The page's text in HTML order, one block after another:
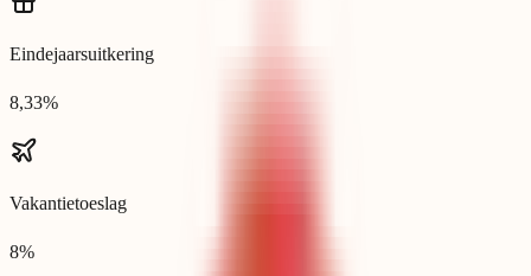
Eindejaarsuitkering
8,33%
Vakantietoeslag
8%